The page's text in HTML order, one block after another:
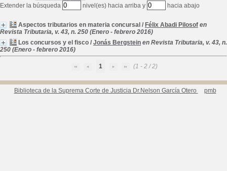
Extender la búsqueda
nivel(es) hacia arriba y hacia abajo
Aspectos tributarios en materia concursal / Félix Abadi Pilosof en
Revista Tributaria, v. 43, n. 250 (Enero - febrero 2016)
Los concursos y el fisco / Jonás Bergstein en Revista Tributaria, v. 43, n.
250 (Enero - febrero 2016)
1 (1 - 2 / 2)
Biblioteca de la Suprema Corte de Justicia Dr.Nelson García Otero pmb